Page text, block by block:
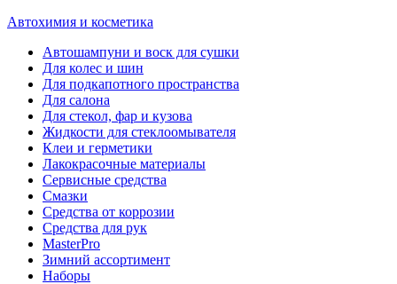
Автохимия и косметика
Автошампуни и воск для сушки
Для колес и шин
Для подкапотного пространства
Для салона
Для стекол, фар и кузова
Жидкости для стеклоомывателя
Клеи и герметики
Лакокрасочные материалы
Сервисные средства
Смазки
Средства от коррозии
Средства для рук
MasterPro
Зимний ассортимент
Наборы